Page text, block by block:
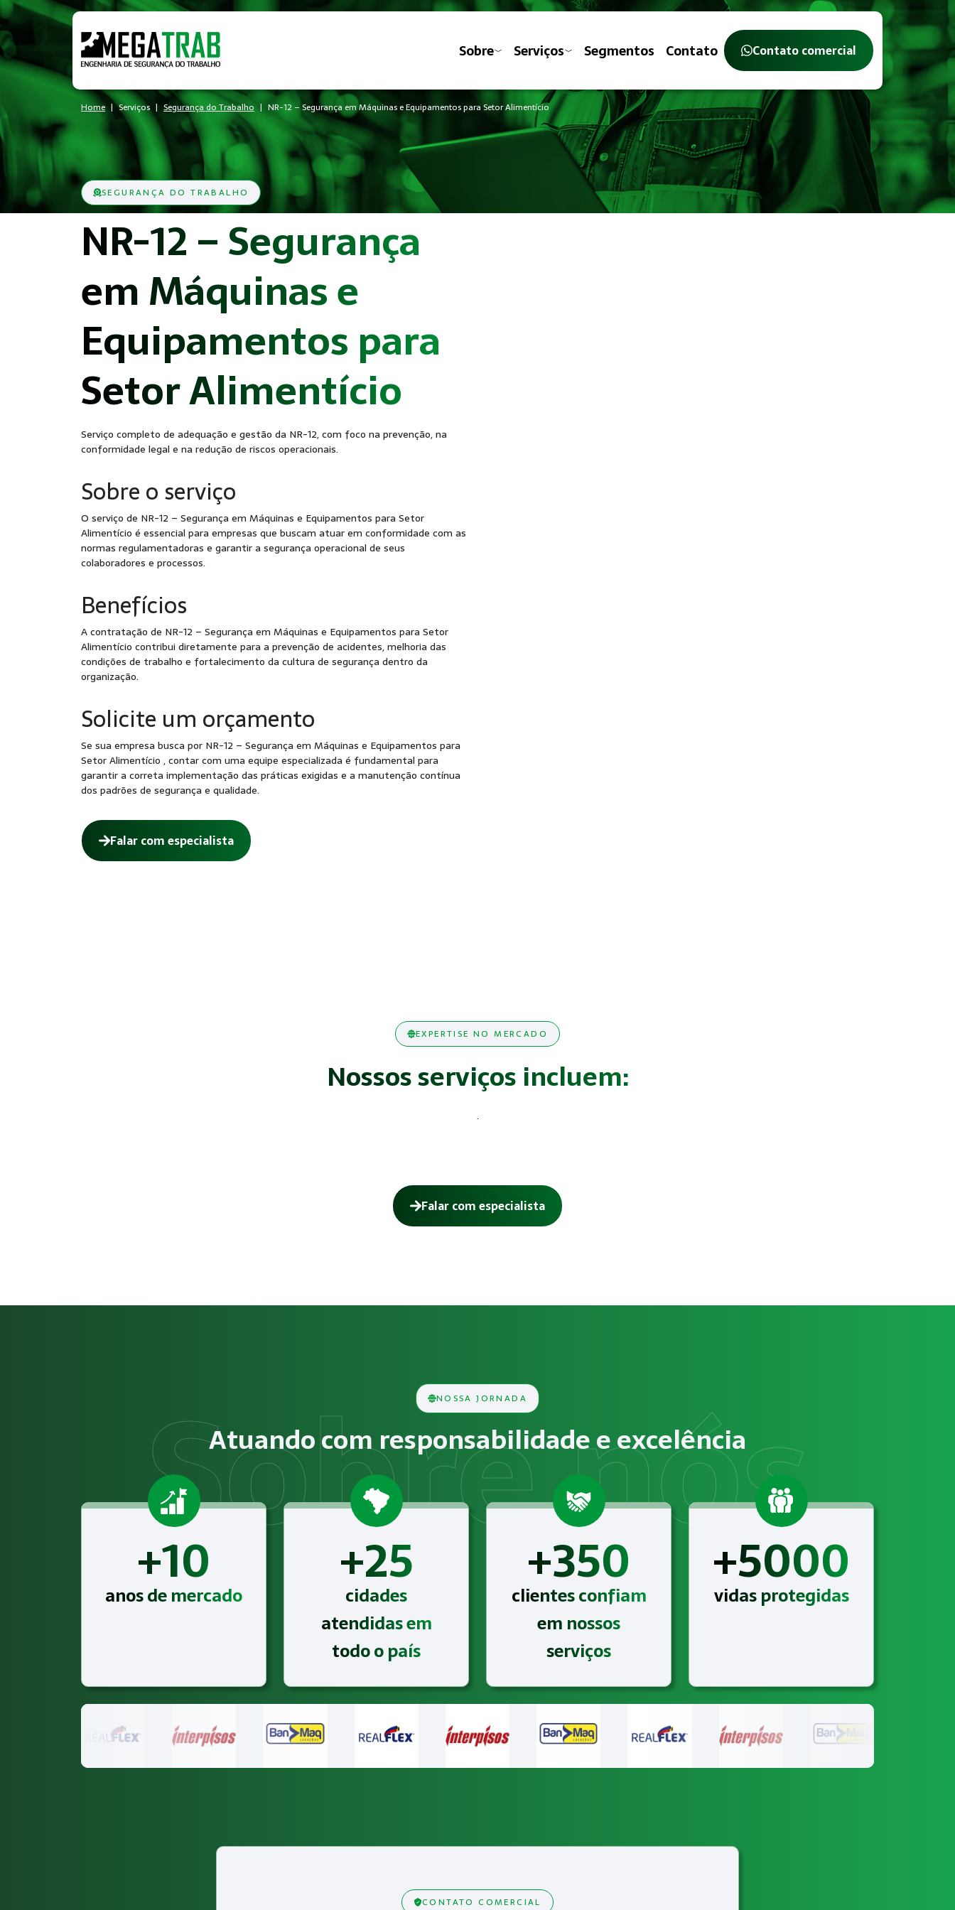
Sobre Serviços Segmentos Contato Contato comercial
Home Serviços Segurança do Trabalho NR-12 – Segurança em Máquinas e Equipamentos para Setor Alimentício
SEGURANÇA DO TRABALHO
NR-12 – Segurança
em Máquinas e
Equipamentos para
Setor Alimentício
Serviço completo de adequação e gestão da NR-12, com foco na prevenção, na
conformidade legal e na redução de riscos operacionais.
Sobre o serviço
O serviço de NR-12 – Segurança em Máquinas e Equipamentos para Setor
Alimentício é essencial para empresas que buscam atuar em conformidade com as
normas regulamentadoras e garantir a segurança operacional de seus
colaboradores e processos.
Benefícios
A contratação de NR-12 – Segurança em Máquinas e Equipamentos para Setor
Alimentício contribui diretamente para a prevenção de acidentes, melhoria das
condições de trabalho e fortalecimento da cultura de segurança dentro da
organização.
Solicite um orçamento
Se sua empresa busca por NR-12 – Segurança em Máquinas e Equipamentos para
Setor Alimentício , contar com uma equipe especializada é fundamental para
garantir a correta implementação das práticas exigidas e a manutenção contínua
dos padrões de segurança e qualidade.
Falar com especialista
EXPERTISE NO MERCADO
Nossos serviços incluem:
.
Falar com especialista
Como funciona NR-12 – Segurança em Máquinas e Equipamentos?
Empresas que exercem atividades com exposição a riscos físicos, químicos, biológicos, ergonômicos ou psicossociais devem atender às exigências relacionadas a NR-12 –
Atendimento especializado
A Megatrab - Engenharia de Segurança do Trabalho oferece NR-12 – Segurança em Máquinas e Equipamentos para o segmento de Setor Alimentício com suporte técnico
NOSSA JORNADA
Atuando com responsabilidade e excelência
+10
anos de mercado +25
cidades
atendidas em
todo o país
+350
clientes confiam
em nossos
serviços
+5000
vidas protegidas
CONTATO COMERCIAL